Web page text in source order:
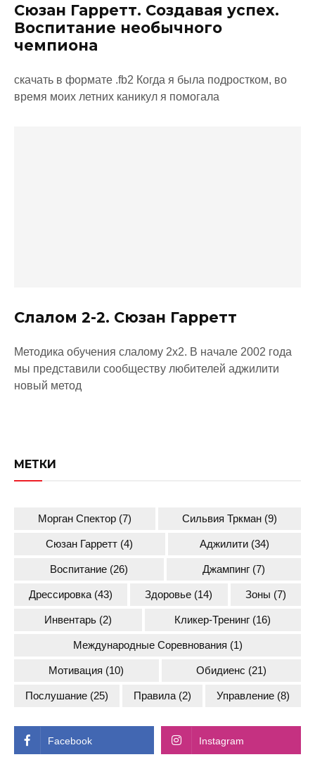
Сюзан Гарретт. Создавая успех.
Воспитание необычного
чемпиона
скачать в формате .fb2 Когда я была подростком, во
время моих летних каникул я помогала
Слалом 2-2. Сюзан Гарретт
Методика обучения слалому 2х2. В начале 2002 года
мы представили сообществу любителей аджилити
новый метод
МЕТКИ
Морган Спектор (7) Сильвия Тркман (9)
Сюзан Гарретт (4) Аджилити(34)
Воспитание (26) Джампинг (7)
Дрессировка (43) Здоровье (14) Зоны (7)
Инвентарь(2) Кликер-Тренинг (16)
Международные Соревнования (1)
Мотивация (10) Обидиенс (21)
Послушание (25) Правила (2) Управление (8)
Facebook Instagram